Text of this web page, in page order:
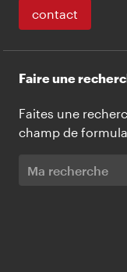
contact
Faire une
Faites une
champ de